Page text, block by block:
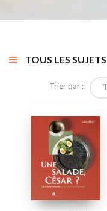
TOUS LES SUJETS
Trier par :